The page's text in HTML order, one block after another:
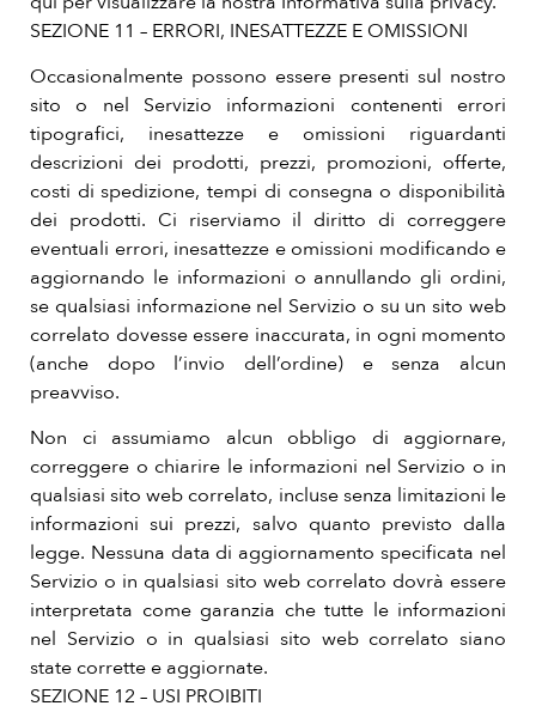
SEZIONE 11 – ERRORI, INESATTEZZE E OMISSIONI
Occasionalmente possono essere presenti sul nostro
sito o nel Servizio informazioni contenenti errori
tipografici, inesattezze e omissioni riguardanti
descrizioni dei prodotti, prezzi, promozioni, offerte,
costi di spedizione, tempi di consegna o disponibilità
dei prodotti. Ci riserviamo il diritto di correggere
eventuali errori, inesattezze e omissioni modificando e
aggiornando le informazioni o annullando gli ordini,
se qualsiasi informazione nel Servizio o su un sito web
correlato dovesse essere inaccurata, in ogni momento
(anche dopo l’invio dell’ordine) e senza alcun
preavviso.
Non ci assumiamo alcun obbligo di aggiornare,
correggere o chiarire le informazioni nel Servizio o in
qualsiasi sito web correlato, incluse senza limitazioni le
informazioni sui prezzi, salvo quanto previsto dalla
legge. Nessuna data di aggiornamento specificata nel
Servizio o in qualsiasi sito web correlato dovrà essere
interpretata come garanzia che tutte le informazioni
nel Servizio o in qualsiasi sito web correlato siano
state corrette e aggiornate.
SEZIONE 12 – USI PROIBITI